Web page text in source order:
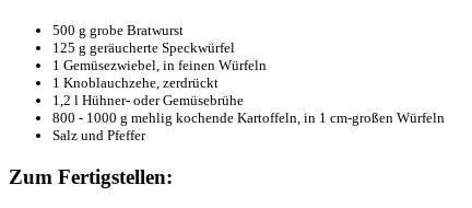
500 g grobe Bratwurst
125 g geräucherte Speckwürfel
1 Gemüsezwiebel, in feinen Würfeln
1 Knoblauchzehe, zerdrückt
1,2 l Hühner- oder Gemüsebrühe
800 - 1000 g mehlig kochende Kartoffeln, in 1 cm-großen Würfeln
Salz und Pfeffer
Zum Fertigstellen: